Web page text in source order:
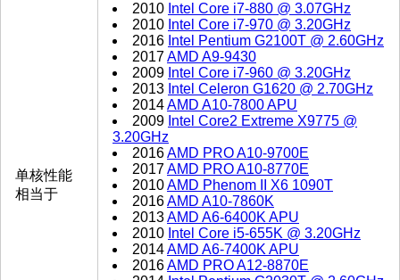
单核性能
相当于
2010 Intel Core i7-880 @ 3.07GHz
2010 Intel Core i7-970 @ 3.20GHz
2016 Intel Pentium G2100T @ 2.60GHz
2017AMD A9-9430
2009 Intel Core i7-960 @ 3.20GHz
2013 Intel Celeron G1620 @ 2.70GHz
2014AMD A10-7800 APU
2009 Intel Core2 Extreme X9775 @
3.20GHz
2016AMD PRO A10-9700E
2017AMD PRO A10-8770E
2010AMD Phenom II X6 1090T
2016AMD A10-7860K
2013AMD A6-6400K APU
2010 Intel Core i5-655K @ 3.20GHz
2014AMD A6-7400K APU
2016AMD PRO A12-8870E